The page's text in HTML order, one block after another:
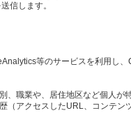
信します。
等のサービスを利用し、
、職業や、居住地区など個人が
（アクセスしたURL、コンテン